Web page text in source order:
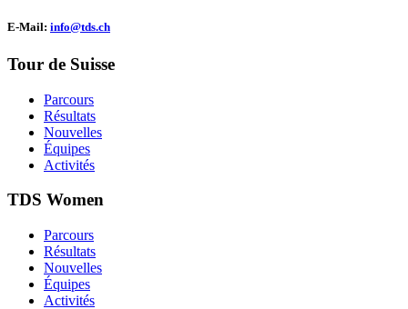
E-Mail: info@tds.ch
Tour de Suisse
Parcours
Résultats
Nouvelles
Équipes
Activités
TDS Women
Parcours
Résultats
Nouvelles
Équipes
Activités